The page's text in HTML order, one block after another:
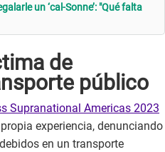
un ‘cal-Sonne’: "Qué falta
de
público
Supranational Americas 2023
experiencia, denunciando
en un transporte